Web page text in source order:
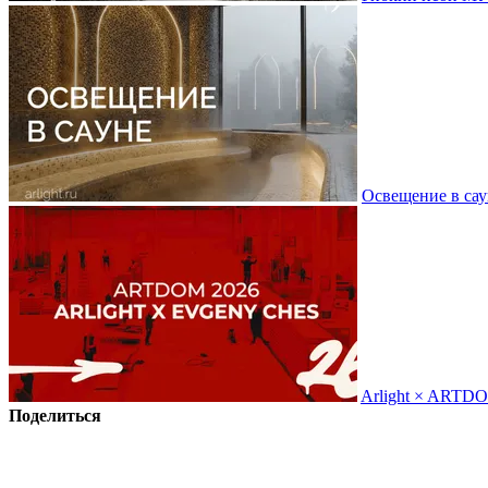
Освещение в
Arlight ×
Поделиться